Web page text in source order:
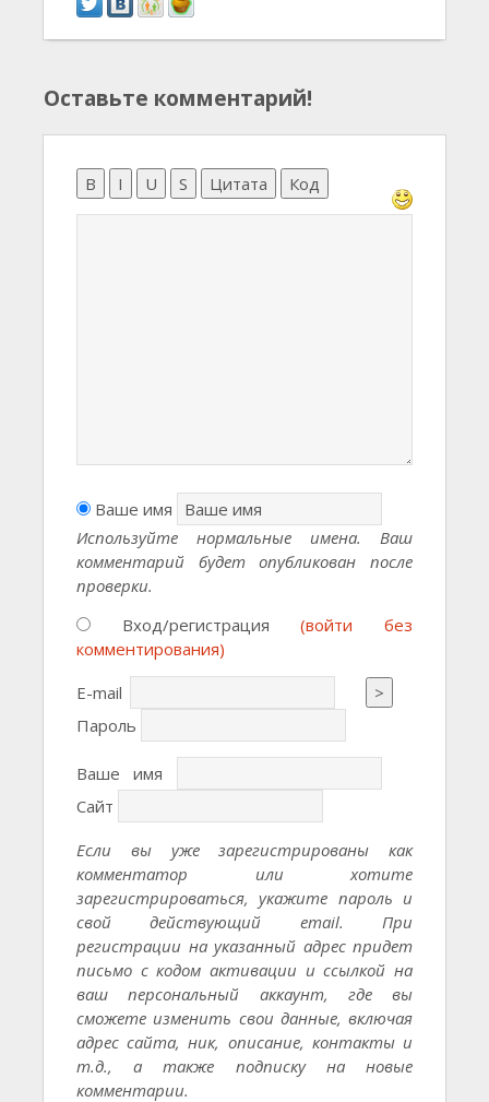
Оставьте комментарий!
B I U S Цитата Код
Ваше имя
Используйте нормальные имена. Ваш
комментарий будет опубликован после
проверки.
Вход/регистрация(войти без
комментирования)
E-mail
>
Пароль
Ваше имя
Сайт
Если вы уже зарегистрированы как
комментатор или хотите
зарегистрироваться, укажите пароль и
свой действующий email. При
регистрации на указанный адрес придет
письмо с кодом активации и ссылкой на
ваш персональный аккаунт, где вы
сможете изменить свои данные, включая
адрес сайта, ник, описание, контакты и
т.д., а также подписку на новые
комментарии.